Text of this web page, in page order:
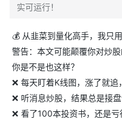
实可运行！
💰 从韭菜到量化高手，我只用
警告：本文可能颠覆你对炒股
你是不是也这样？
❌ 每天盯着K线图，涨了就追
❌ 听消息炒股，结果总是接
❌ 看了100本投资书，还是